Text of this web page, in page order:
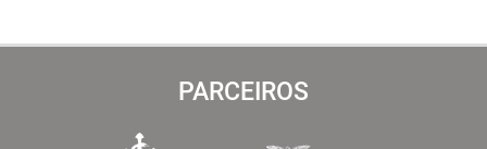
PARCEIROS